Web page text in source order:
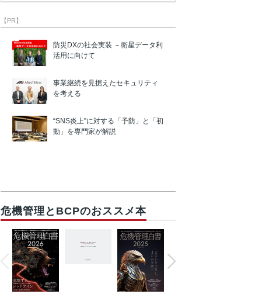
【PR】
防災DXの社会実装 －衛星データ利
活用に向けて
事業継続を見据えたセキュリティ
を考える
“SNS炎上”に対する「予防」と「初
動」を専門家が解説
危機管理とBCPのおススメ本